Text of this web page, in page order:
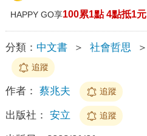
HAPPY GO享100累1點 4點抵1元
分類： 中文書 ＞ 社會哲思 ＞
追蹤
作者： 蔡兆夫 追蹤
出版社： 安立 追蹤